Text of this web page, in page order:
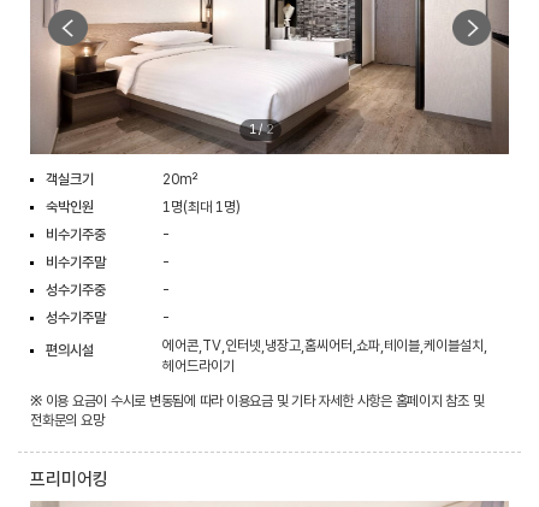
1/2
객실크기
20m²
숙박인원
1명(최대 1명)
비수기주중
-
비수기주말
-
성수기주중
-
성수기주말
-
편의시설
에어콘,TV,인터넷,냉장고,홈씨어터,쇼파,테이블,케이블설치,
헤어드라이기
※ 이용 요금이 수시로 변동됨에 따라 이용요금 및 기타 자세한 사항은 홈페이지 참조 및
전화문의 요망
프리미어킹